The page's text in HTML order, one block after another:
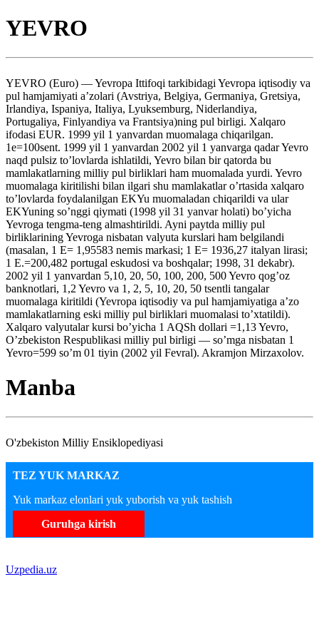
YEVRO
YEVRO (Euro) — Yevropa Ittifoqi tarkibidagi Yevropa iqtisodiy va
pul hamjamiyati a’zolari (Avstriya, Belgiya, Germaniya, Gretsiya,
Irlandiya, Ispaniya, Italiya, Lyuksemburg, Niderlandiya,
Portugaliya, Finlyandiya va Frantsiya)ning pul birligi. Xalqaro
ifodasi EUR. 1999 yil 1 yanvardan muomalaga chiqarilgan.
1e=100sent. 1999 yil 1 yanvardan 2002 yil 1 yanvarga qadar Yevro
naqd pulsiz to’lovlarda ishlatildi, Yevro bilan bir qatorda bu
mamlakatlarning milliy pul birliklari ham muomalada yurdi. Yevro
muomalaga kiritilishi bilan ilgari shu mamlakatlar o’rtasida xalqaro
to’lovlarda foydalanilgan EKYu muomaladan chiqarildi va ular
EKYuning so’nggi qiymati (1998 yil 31 yanvar holati) bo’yicha
Yevroga tengma-teng almashtirildi. Ayni paytda milliy pul
birliklarining Yevroga nisbatan valyuta kurslari ham belgilandi
(masalan, 1 E= 1,95583 nemis markasi; 1 E= 1936,27 italyan lirasi;
1 E.=200,482 portugal eskudosi va boshqalar; 1998, 31 dekabr).
2002 yil 1 yanvardan 5,10, 20, 50, 100, 200, 500 Yevro qog’oz
banknotlari, 1,2 Yevro va 1, 2, 5, 10, 20, 50 tsentli tangalar
muomalaga kiritildi (Yevropa iqtisodiy va pul hamjamiyatiga a’zo
mamlakatlarning eski milliy pul birliklari muomalasi to’xtatildi).
Xalqaro valyutalar kursi bo’yicha 1 AQSh dollari =1,13 Yevro,
O’zbekiston Respublikasi milliy pul birligi — so’mga nisbatan 1
Yevro=599 so’m 01 tiyin (2002 yil Fevral). Akramjon Mirzaxolov.
Manba
O'zbekiston Milliy Ensiklopediyasi
TEZ YUK MARKAZ
Yuk markaz elonlari yuk yuborish va yuk tashish
Guruhga kirish
Uzpedia.uz